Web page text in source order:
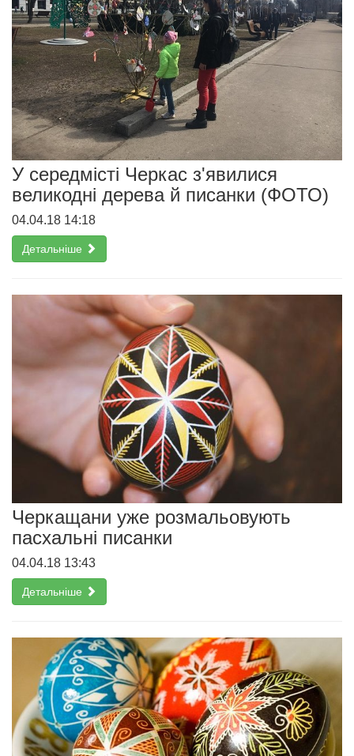
У середмісті Черкас з'явилися
великодні дерева й писанки (ФОТО)
04.04.18 14:18
Детальніше
Черкащани уже розмальовують
пасхальні писанки
04.04.18 13:43
Детальніше